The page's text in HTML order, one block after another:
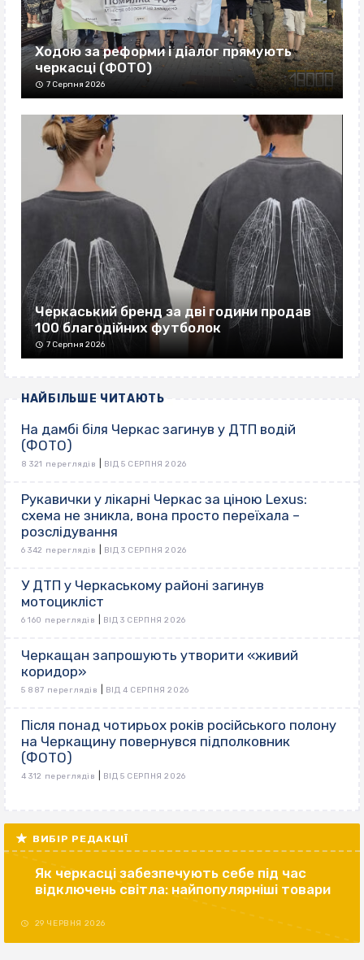
Ходою за реформи і діалог прямують
черкасці (ФОТО)
7 Серпня 2026
Черкаський бренд за дві години продав
100 благодійних футболок
7 Серпня 2026
НАЙБІЛЬШЕ ЧИТАЮТЬ
На дамбі біля Черкас загинув у ДТП водій
(ФОТО)
8 321 переглядів ВІД 5 СЕРПНЯ 2026
Рукавички у лікарні Черкас за ціною Lexus:
схема не зникла, вона просто переїхала –
розслідування
6 342 переглядів ВІД 3 СЕРПНЯ 2026
У ДТП у Черкаському районі загинув
мотоцикліст
6 160 переглядів ВІД 3 СЕРПНЯ 2026
Черкащан запрошують утворити «живий
коридор»
5 887 переглядів ВІД 4 СЕРПНЯ 2026
Після понад чотирьох років російського полону
на Черкащину повернувся підполковник
(ФОТО)
4 312 переглядів ВІД 5 СЕРПНЯ 2026
ВИБІР РЕДАКЦІЇ
Як черкасці забезпечують себе під час
відключень світла: найпопулярніші товари
29 ЧЕРВНЯ 2026